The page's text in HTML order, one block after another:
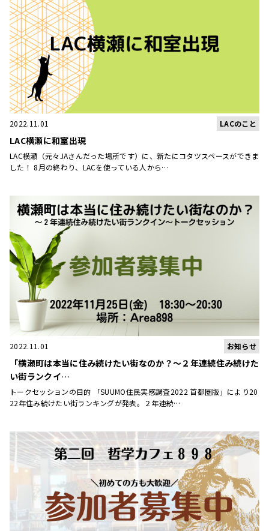
2022.11.01 LACのこと
LAC横瀬に和室出現
LAC横瀬（元々JAさんだった場所です）に、新たにコタツスペースができま
した！ 8月の終わり、LACを使っている人から…
2022.11.01 お知らせ
「横瀬町は本当に住み続けたい街なのか？～２年連続住み続けた
い街ランクイ…
トークセッションの目的 「SUUMO住民実感調査2022 首都圏版」により20
22年住み続けたい街ランキングが発表。２年連続…